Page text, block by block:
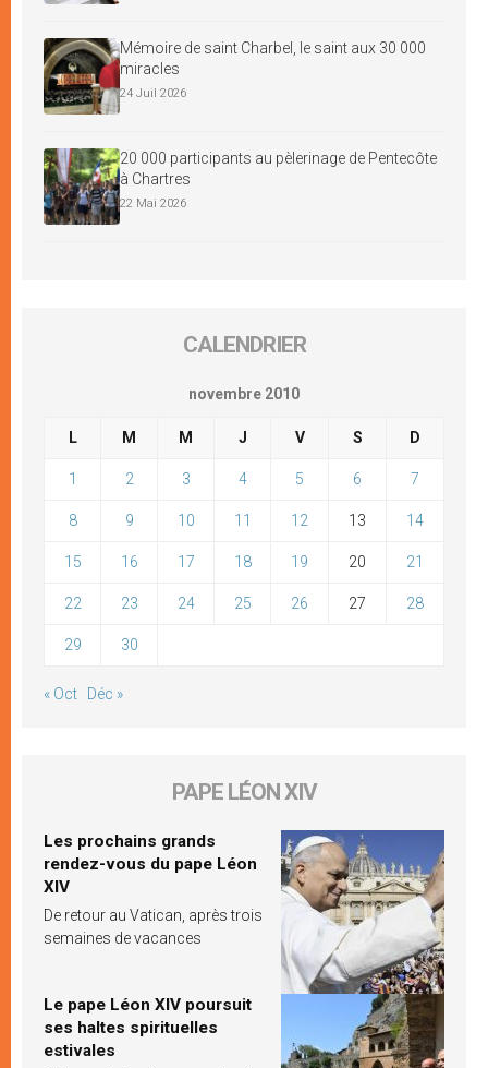
Mémoire de saint Charbel, le saint aux 30 000
miracles
24 Juil 2026
20 000 participants au pèlerinage de Pentecôte
à Chartres
22 Mai 2026
CALENDRIER
novembre 2010
L M M J V S D
1 2 3 4 5 6 7
8 9 10 11 12 13 14
15 16 17 18 19 20 21
22 23 24 25 26 27 28
29 30
« Oct Déc »
PAPE LÉON XIV
Les prochains grands
rendez-vous du pape Léon
XIV
De retour au Vatican, après trois
semaines de vacances
Le pape Léon XIV poursuit
ses haltes spirituelles
estivales